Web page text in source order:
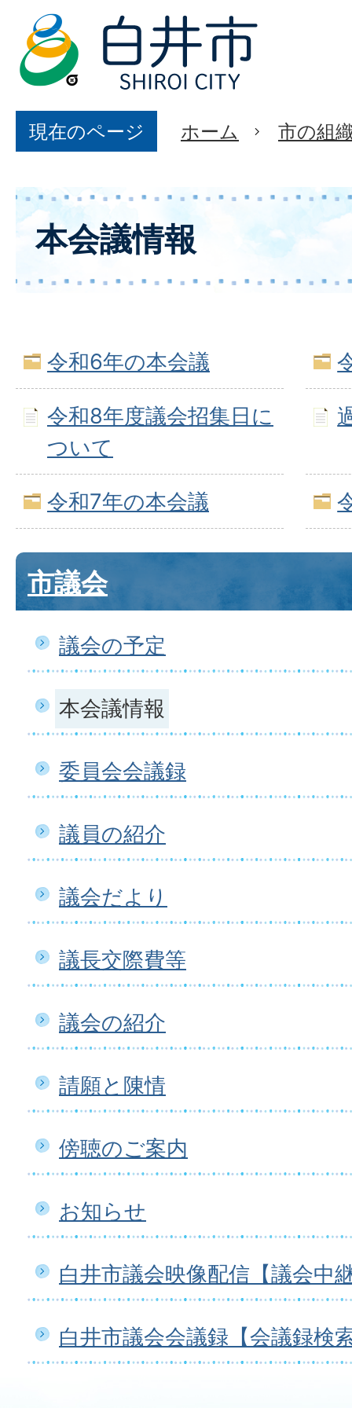
現在のページ ホーム 市の組
本会議情報
令和6年の本会議
令和8年度議会招集日に
ついて
令和7年の本会議
市議会
議会の予定
本会議情報
委員会会議録
議員の紹介
議会だより
議長交際費等
議会の紹介
請願と陳情
傍聴のご案内
お知らせ
白井市議会映像配信【議会中
白井市議会会議録【会議録検